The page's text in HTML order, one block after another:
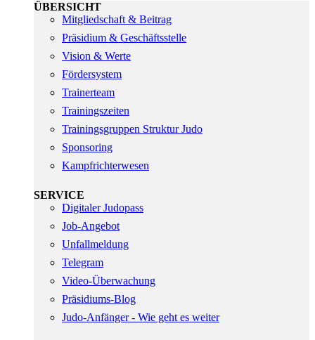
ÜBERSICHT
Mitgliedschaft & Beitrag
Präsidium & Geschäftsstelle
Vision & Werte
Fördersystem
Trainerteam
Trainingszeiten
Trainingsgruppen Struktur Judo
Sponsoring
Kampfrichterwesen
SERVICE
Digitaler Judopass
Job-Angebot
Unfallmeldung
Telegram
Video-Überwachung
Präsidiums-Blog
Judo-Anfänger - Wie geht es weiter